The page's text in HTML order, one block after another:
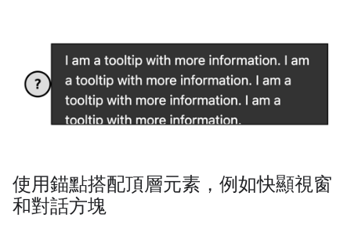
使用錨點搭配頂層元素，例如快顯視窗
和對話方塊